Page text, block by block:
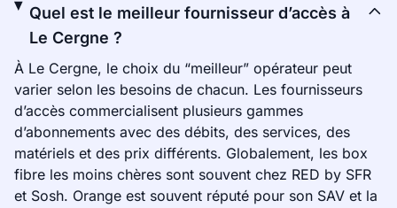
Quel est le meilleur fournisseur d’accès à
Le Cergne ?
À Le Cergne, le choix du “meilleur” opérateur peut
varier selon les besoins de chacun. Les fournisseurs
d’accès commercialisent plusieurs gammes
d’abonnements avec des débits, des services, des
matériels et des prix différents. Globalement, les box
fibre les moins chères sont souvent chez RED by SFR
et Sosh. Orange est souvent réputé pour son SAV et la